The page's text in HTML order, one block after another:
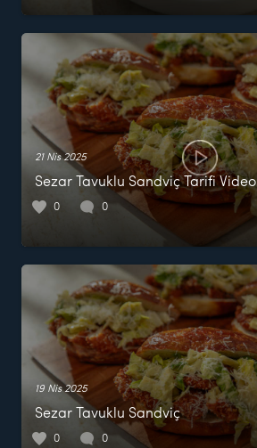
21 Nis 2025
Sezar Tavuklu Sandviç Tarifi Video
0 0
19 Nis 2025
Sezar Tavuklu Sandviç
0 0